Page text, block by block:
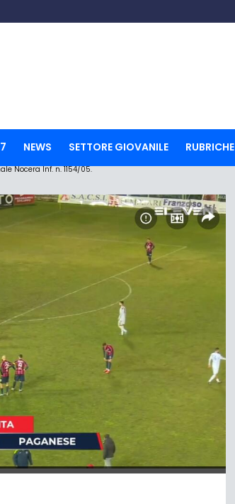
NEWS SETTORE GIOVANILE RUBRICHE
Nocera Inf. n. 1154/05.